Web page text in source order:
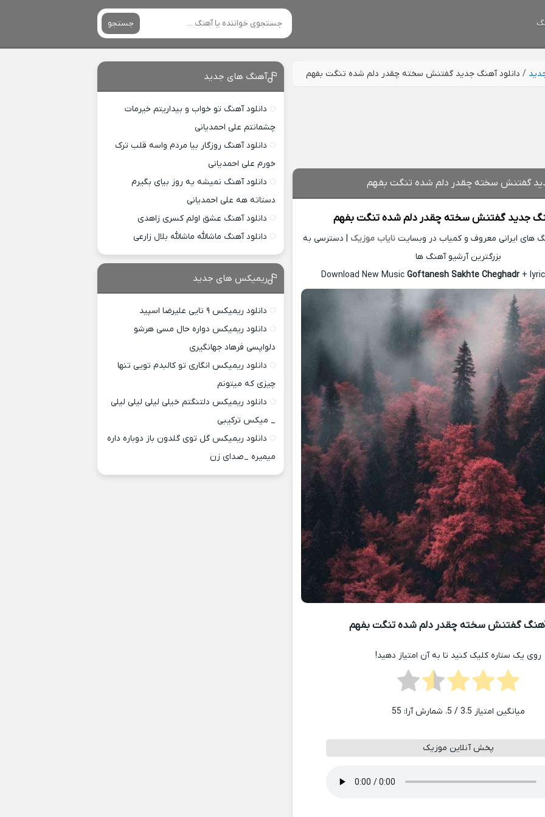
جستجو
/ دانلود آهنگ جدید گفتنش سخته چقدر دلم شده تنگت بفهم
گفتنش سخته چقدر دلم شده تنگت بفهم
جدید گفتنش سخته چقدر دلم شده تنگت بفهم
های ایرانی معروف و کمیاب در وبسایتنایاب موزیک | دسترسی به
بزرگترین آرشیو آهنگ ها
Download New MusicGoftanesh Sakhte Cheghadr +
گفتنش سخته چقدر دلم شده تنگت بفهم
روی یک ستاره کلیک کنید تا به آن امتیاز دهید!
میانگین امتیاز 3.5/ 5. شمارش آرا: 55
پخش آنلاین موزیک
آهنگ های جدید
دانلود آهنگ تو خواب و بیداریتم خیرمات
چشمانتم علی احمدیانی
دانلود آهنگ روزگار بیا مردم واسه قلب ترک
خورم علی احمدیانی
دانلود آهنگ نمیشه یه روز بیای بگیرم
دستاته هه علی احمدیانی
دانلود آهنگ عشق اولم کسری زاهدی
دانلود آهنگ ماشالله ماشالله بلال زارعی
ریمیکس های جدید
دانلود ریمیکس ۹ تایی علیرضا اسپید
دانلود ریمیکس دواره حال مسی هرشو
دلواپسی فرهاد جهانگیری
دانلود ریمیکس انگاری تو کالبدم تویی تنها
چیزی که میتونم
دانلود ریمیکس دلتنگتم خیلی لیلی لیلی لیلی
_ میکس ترکیبی
دانلود ریمیکس گل توی گلدون باز دوباره داره
میمیره _صدای زن